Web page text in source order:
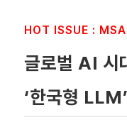
HOT ISSUE :
글로벌 AI 시
‘한국형